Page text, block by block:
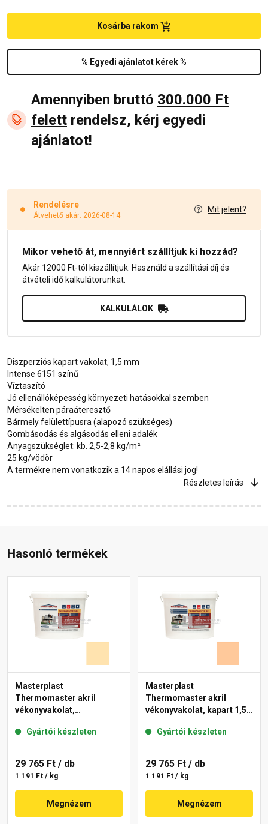
% Egyedi ajánlatot kérek %
Kosárba rakom
Amennyiben bruttó 300.000 Ft
felett rendelsz, kérj egyedi
ajánlatot!
Rendelésre
Átvehető akár: 2026-08-14
Mit jelent?
Mikor vehető át, mennyiért szállítjuk ki hozzád?
Akár 12000 Ft-tól kiszállítjuk. Használd a szállítási díj és
átvételi idő kalkulátorunkat.
KALKULÁLOK
Diszperziós kapart vakolat, 1,5 mm
Intense 6151 színű
Víztaszító
Jó ellenállóképesség környezeti hatásokkal szemben
Mérsékelten páraáteresztő
Bármely felülettípusra (alapozó szükséges)
Gombásodás és algásodás elleni adalék
Anyagszükséglet: kb. 2,5-2,8 kg/m²
25 kg/vödör
A termékre nem vonatkozik a 14 napos elállási jog!
Részletes leírás
Hasonló termékek
Masterplast
Thermomaster akril
vékonyvakolat,
01-E 25 kg
Gyártói készleten
29 765 Ft / db
1 191 Ft / kg
Megnézem
Masterplast
Thermomaster akril
vékonyvakolat, kapart 1,5
Gyártói készleten
29 765 Ft / db
1 191 Ft / kg
Megnézem